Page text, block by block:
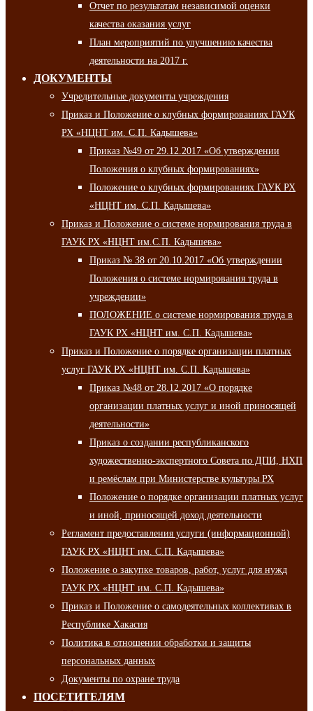
Отчет по результатам независимой оценки
качества оказания услуг
План мероприятий по улучшению качества
деятельности на 2017 г.
ДОКУМЕНТЫ
Учредительные документы учреждения
Приказ и Положение о клубных формированиях ГАУК
РХ «НЦНТ им. С.П. Кадышева»
Приказ №49 от 29.12.2017 «Об утверждении
Положения о клубных формированиях»
Положение о клубных формированиях ГАУК РХ
«НЦНТ им. С.П. Кадышева»
Приказ и Положение о системе нормирования труда в
ГАУК РХ «НЦНТ им.С.П. Кадышева»
Приказ № 38 от 20.10.2017 «Об утверждении
Положения о системе нормирования труда в
учреждении»
ПОЛОЖЕНИЕ о системе нормирования труда в
ГАУК РХ «НЦНТ им. С.П. Кадышева»
Приказ и Положение о порядке организации платных
услуг ГАУК РХ «НЦНТ им. С.П. Кадышева»
Приказ №48 от 28.12.2017 «О порядке
организации платных услуг и иной приносящей
деятельности»
Приказ о создании республиканского
художественно-экспертного Совета по ДПИ, НХП
и ремёслам при Министерстве культуры РХ
Положение о порядке организации платных услуг
и иной, приносящей доход деятельности
Регламент предоставления услуги (информационной)
ГАУК РХ «НЦНТ им. С.П. Кадышева»
Положение о закупке товаров, работ, услуг для нужд
ГАУК РХ «НЦНТ им. С.П. Кадышева»
Приказ и Положение о самодеятельных коллективах в
Республике Хакасия
Политика в отношении обработки и защиты
персональных данных
Документы по охране труда
ПОСЕТИТЕЛЯМ